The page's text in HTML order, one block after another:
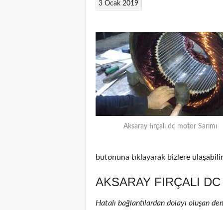
3 Ocak 2019
Aksaray fırçalı dc motor Sarımı
butonuna tıklayarak bizlere
AKSARAY FIRÇALI
Hatalı bağlantılardan dolayı oluşan